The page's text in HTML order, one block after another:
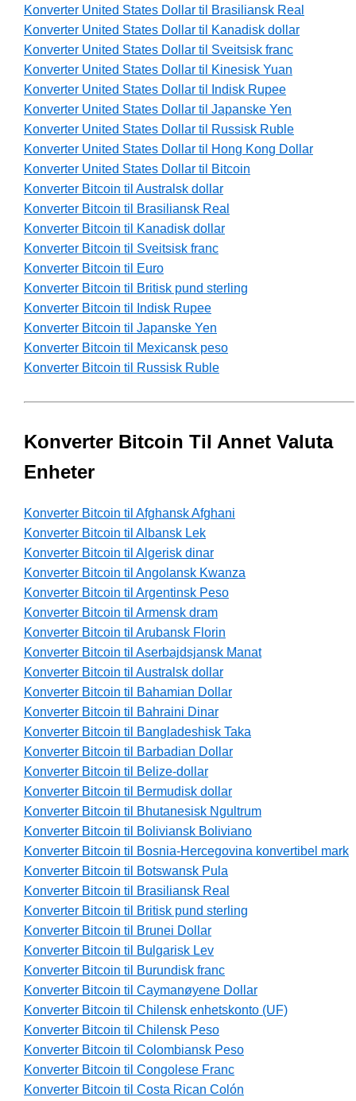
Konverter United States Dollar til Brasiliansk Real
Konverter United States Dollar til Kanadisk dollar
Konverter United States Dollar til Sveitsisk franc
Konverter United States Dollar til Kinesisk Yuan
Konverter United States Dollar til Indisk Rupee
Konverter United States Dollar til Japanske Yen
Konverter United States Dollar til Russisk Ruble
Konverter United States Dollar til Hong Kong Dollar
Konverter United States Dollar til Bitcoin
Konverter Bitcoin til Australsk dollar
Konverter Bitcoin til Brasiliansk Real
Konverter Bitcoin til Kanadisk dollar
Konverter Bitcoin til Sveitsisk franc
Konverter Bitcoin til Euro
Konverter Bitcoin til Britisk pund sterling
Konverter Bitcoin til Indisk Rupee
Konverter Bitcoin til Japanske Yen
Konverter Bitcoin til Mexicansk peso
Konverter Bitcoin til Russisk Ruble
Konverter Bitcoin Til Annet Valuta
Enheter
Konverter Bitcoin til Afghansk Afghani
Konverter Bitcoin til Albansk Lek
Konverter Bitcoin til Algerisk dinar
Konverter Bitcoin til Angolansk Kwanza
Konverter Bitcoin til Argentinsk Peso
Konverter Bitcoin til Armensk dram
Konverter Bitcoin til Arubansk Florin
Konverter Bitcoin til Aserbajdsjansk Manat
Konverter Bitcoin til Australsk dollar
Konverter Bitcoin til Bahamian Dollar
Konverter Bitcoin til Bahraini Dinar
Konverter Bitcoin til Bangladeshisk Taka
Konverter Bitcoin til Barbadian Dollar
Konverter Bitcoin til Belize-dollar
Konverter Bitcoin til Bermudisk dollar
Konverter Bitcoin til Bhutanesisk Ngultrum
Konverter Bitcoin til Boliviansk Boliviano
Konverter Bitcoin til Bosnia-Hercegovina konvertibel mark
Konverter Bitcoin til Botswansk Pula
Konverter Bitcoin til Brasiliansk Real
Konverter Bitcoin til Britisk pund sterling
Konverter Bitcoin til Brunei Dollar
Konverter Bitcoin til Bulgarisk Lev
Konverter Bitcoin til Burundisk franc
Konverter Bitcoin til Caymanøyene Dollar
Konverter Bitcoin til Chilensk enhetskonto (UF)
Konverter Bitcoin til Chilensk Peso
Konverter Bitcoin til Colombiansk Peso
Konverter Bitcoin til Congolese Franc
Konverter Bitcoin til Costa Rican Colón